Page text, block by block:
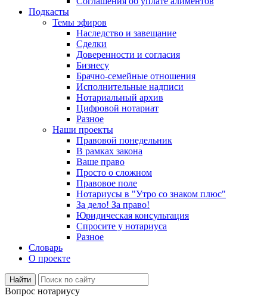
Подкасты
Темы эфиров
Наследство и завещание
Сделки
Доверенности и согласия
Бизнесу
Брачно-семейные отношения
Исполнительные надписи
Нотариальный архив
Цифровой нотариат
Разное
Наши проекты
Правовой понедельник
В рамках закона
Ваше право
Просто о сложном
Правовое поле
Нотариусы в "Утро со знаком плюс"
За дело! За право!
Юридическая консультация
Спросите у нотариуса
Разное
Словарь
О проекте
Вопрос нотариусу